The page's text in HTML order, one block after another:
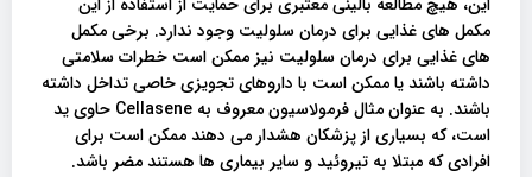
این، هیچ مطالعه بالینی معتبری برای حمایت از استفاده از این
مکمل های غذایی برای درمان سلولیت وجود ندارد. برخی مکمل
های غذایی برای درمان سلولیت نیز ممکن است خطرات سلامتی
داشته باشند یا ممکن است با داروهای تجویزی خاصی تداخل داشته
باشند. به عنوان مثال فرمولاسیون معروف به Cellasene حاوی ید
است، که بسیاری از پزشکان هشدار می دهند ممکن است برای
افرادی که مبتلا به تیروئید و سایر بیماری ها هستند مضر باشد.